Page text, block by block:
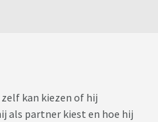
kan kiezen of hij
als partner kiest en hoe hij